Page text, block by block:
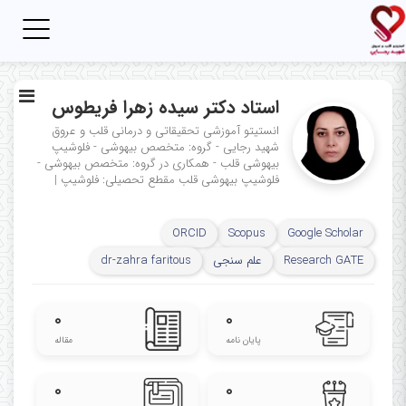
استاد دکتر سیده زهرا فریطوس
انستیتو آموزشی تحقیقاتی و درمانی قلب و عروق
شهید رجایی - گروه: متخصص بیهوشی - فلوشیپ
بیهوشی قلب - همکاری در گروه: متخصص بیهوشی -
فلوشیپ بیهوشی قلب مقطع تحصیلی: فلوشیپ |
Google Scholar
Scopus
ORCID
Research GATE
علم سنجی dr-zahra faritous
۰
پایان نامه
۰
مقاله
۰ ۰